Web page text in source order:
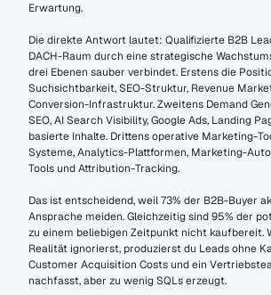
Erwartung.
Die direkte Antwort lautet: Qualifizierte B2B
DACH-Raum durch eine strategische
drei Ebenen sauber verbindet. Erstens die
Suchsichtbarkeit, SEO-Struktur, Revenue
Conversion-Infrastruktur. Zweitens Demand
SEO, AI Search Visibility, Google Ads, Landing
basierte Inhalte. Drittens operative Marketing-
Systeme, Analytics-Plattformen, Marketing-
Tools und Attribution-Tracking.
Das ist entscheidend, weil 73% der B2B-Buyer
Ansprache meiden. Gleichzeitig sind 95% der
zu einem beliebigen Zeitpunkt nicht kaufbereit.
Realität ignorierst, produzierst du Leads ohne
Customer Acquisition Costs und ein
nachfasst, aber zu wenig SQLs erzeugt.